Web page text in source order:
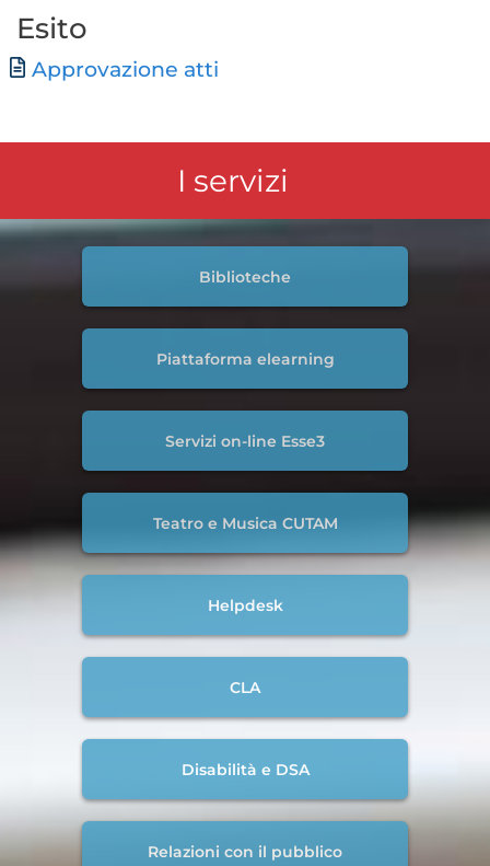
Esito
Documento
Approvazione atti
I servizi
Biblioteche
Piattaforma elearning
Servizi on-line Esse3
Teatro e Musica CUTAM
Helpdesk
CLA
Disabilità e DSA
Relazioni con il pubblico